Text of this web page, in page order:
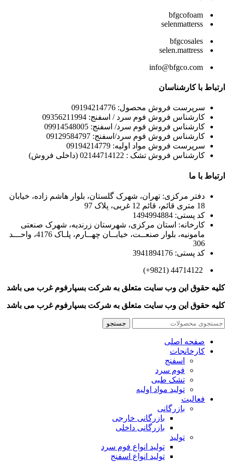
bfgcofoam
selenmatterss
bfgcosales
selen.mattress
info@bfgco.com
ارتباط با کارشناسان
سرپرست فروش محصول: 09194214776
کارشناس فروش فوم سرد / اسفنج: 09356211994
کارشناس فروش فوم سرد/ اسفنج: 09914548005
کارشناس فروش فوم سرد/اسفنج: 09129584797
سرپرست فروش مواد اولیه: 09194214779
کارشناس فروش تشک : 02144714122 (داخلی فروش)
ارتباط با ما
دفتر مرکزی: تهران، شهرک گلستان، بلوار هاشم زاده، خیابان
18 متری قائم، قائم 12 غربی، پلاک 97
کد پستی: 1494994884
کارخانه: استان مرکزی، شهرستان زرندیه، شهرک صنعتی
مامونیه، بلوار صنعــت، خیابــان چهــارم، پلـاک 4176، واحـــد
306
کد پستی: 3941894176
44714122 (9821+)
کلیه حقوق این وب سایت متعلق به شرکت بسپارفوم غرب می باشد
کلیه حقوق این وب سایت متعلق به شرکت بسپارفوم غرب می باشد
جستجو
صفحه اصلی
کارخانجات
اسفنج
فوم سرد
تشک طبی
تولید مواد اولیه
فعالیت
بازرگانی
بازرگانی خارجی
بازرگانی داخلی
تولید
تولید انواع فوم سرد
تولید انواع اسفنج